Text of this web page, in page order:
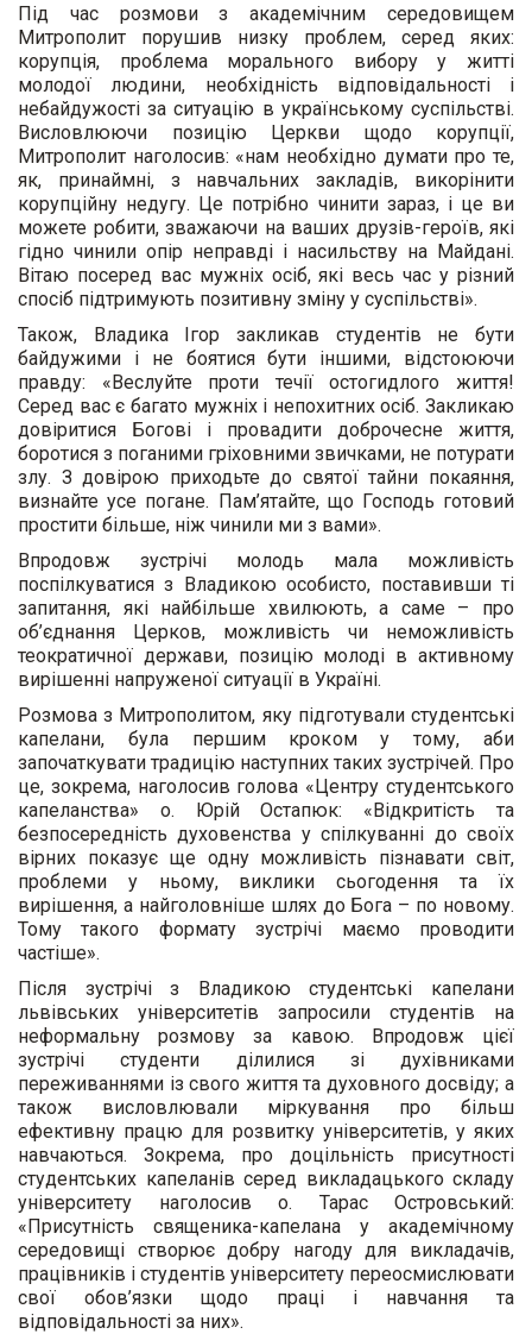
Під час розмови з академічним середовищем
Митрополит порушив низку проблем, серед яких:
корупція, проблема морального вибору у житті
молодої людини, необхідність відповідальності і
небайдужості за ситуацію в українському суспільстві.
Висловлюючи позицію Церкви щодо корупції,
Митрополит наголосив: «нам необхідно думати про те,
як, принаймні, з навчальних закладів, викорінити
корупційну недугу. Це потрібно чинити зараз, і це ви
можете робити, зважаючи на ваших друзів-героїв, які
гідно чинили опір неправді і насильству на Майдані.
Вітаю посеред вас мужніх осіб, які весь час у різний
спосіб підтримують позитивну зміну у суспільстві».
Також, Владика Ігор закликав студентів не бути
байдужими і не боятися бути іншими, відстоюючи
правду: «Веслуйте проти течії остогидлого життя!
Серед вас є багато мужніх і непохитних осіб. Закликаю
довіритися Богові і провадити доброчесне життя,
боротися з поганими гріховними звичками, не потурати
злу. З довірою приходьте до святої тайни покаяння,
визнайте усе погане. Пам’ятайте, що Господь готовий
простити більше, ніж чинили ми з вами».
Впродовж зустрічі молодь мала можливість
поспілкуватися з Владикою особисто, поставивши ті
запитання, які найбільше хвилюють, а саме – про
об’єднання Церков, можливість чи неможливість
теократичної держави, позицію молоді в активному
вирішенні напруженої ситуації в Україні.
Розмова з Митрополитом, яку підготували студентські
капелани, була першим кроком у тому, аби
започаткувати традицію наступних таких зустрічей. Про
це, зокрема, наголосив голова «Центру студентського
капеланства» о. Юрій Остапюк: «Відкритість та
безпосередність духовенства у спілкуванні до своїх
вірних показує ще одну можливість пізнавати світ,
проблеми у ньому, виклики сьогодення та їх
вирішення, а найголовніше шлях до Бога – по новому.
Тому такого формату зустрічі маємо проводити
частіше».
Після зустрічі з Владикою студентські капелани
львівських університетів запросили студентів на
неформальну розмову за кавою. Впродовж цієї
зустрічі студенти ділилися зі духівниками
переживаннями із свого життя та духовного досвіду; а
також висловлювали міркування про більш
ефективну працю для розвитку університетів, у яких
навчаються. Зокрема, про доцільність присутності
студентських капеланів серед викладацького складу
університету наголосив о. Тарас Островський:
«Присутність священика-капелана у академічному
середовищі створює добру нагоду для викладачів,
працівників і студентів університету переосмислювати
свої обов’язки щодо праці і навчання та
відповідальності за них».